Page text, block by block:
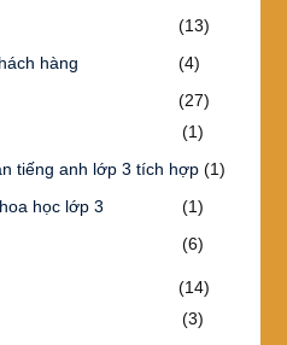
(13)
hàng
(4)
(27)
(1)
tiếng anh lớp 3 tích hợp(1)
học lớp 3
(1)
(6)
(14)
(3)